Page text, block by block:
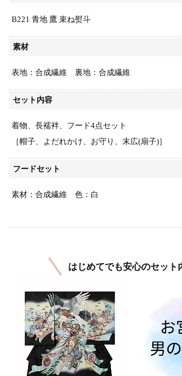
B221 青地 鷹 束ね熨斗
素材
表地：合成繊維 裏地：合成繊維
セット内容
着物、長襦袢、フード4点セット
［帽子、よだれかけ、お守り、末広(扇子)］
フードセット
素材：合成繊維 色：白
はじめてでも安心のセット